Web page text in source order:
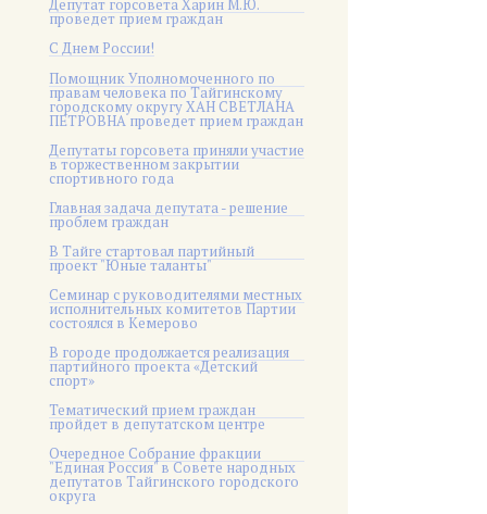
Депутат горсовета Харин М.Ю.
проведет прием граждан
С Днем России!
Помощник Уполномоченного по
правам человека по Тайгинскому
городскому округу ХАН СВЕТЛАНА
ПЕТРОВНА проведет прием граждан
Депутаты горсовета приняли участие
в торжественном закрытии
спортивного года
Главная задача депутата - решение
проблем граждан
В Тайге стартовал партийный
проект "Юные таланты"
Семинар с руководителями местных
исполнительных комитетов Партии
состоялся в Кемерово
В городе продолжается реализация
партийного проекта «Детский
спорт»
Тематический прием граждан
пройдет в депутатском центре
Очередное Собрание фракции
"Единая Россия" в Совете народных
депутатов Тайгинского городского
округа